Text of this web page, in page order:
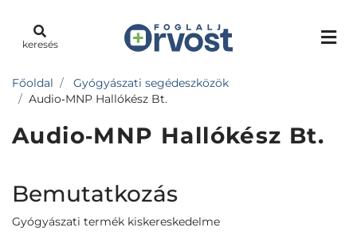
keresés
Főoldal
Gyógyászati segédeszközök
Audio‐MNP Hallókész Bt.
Audio‐MNP Hallókész Bt.
Bemutatkozás
Gyógyászati termék kiskereskedelme